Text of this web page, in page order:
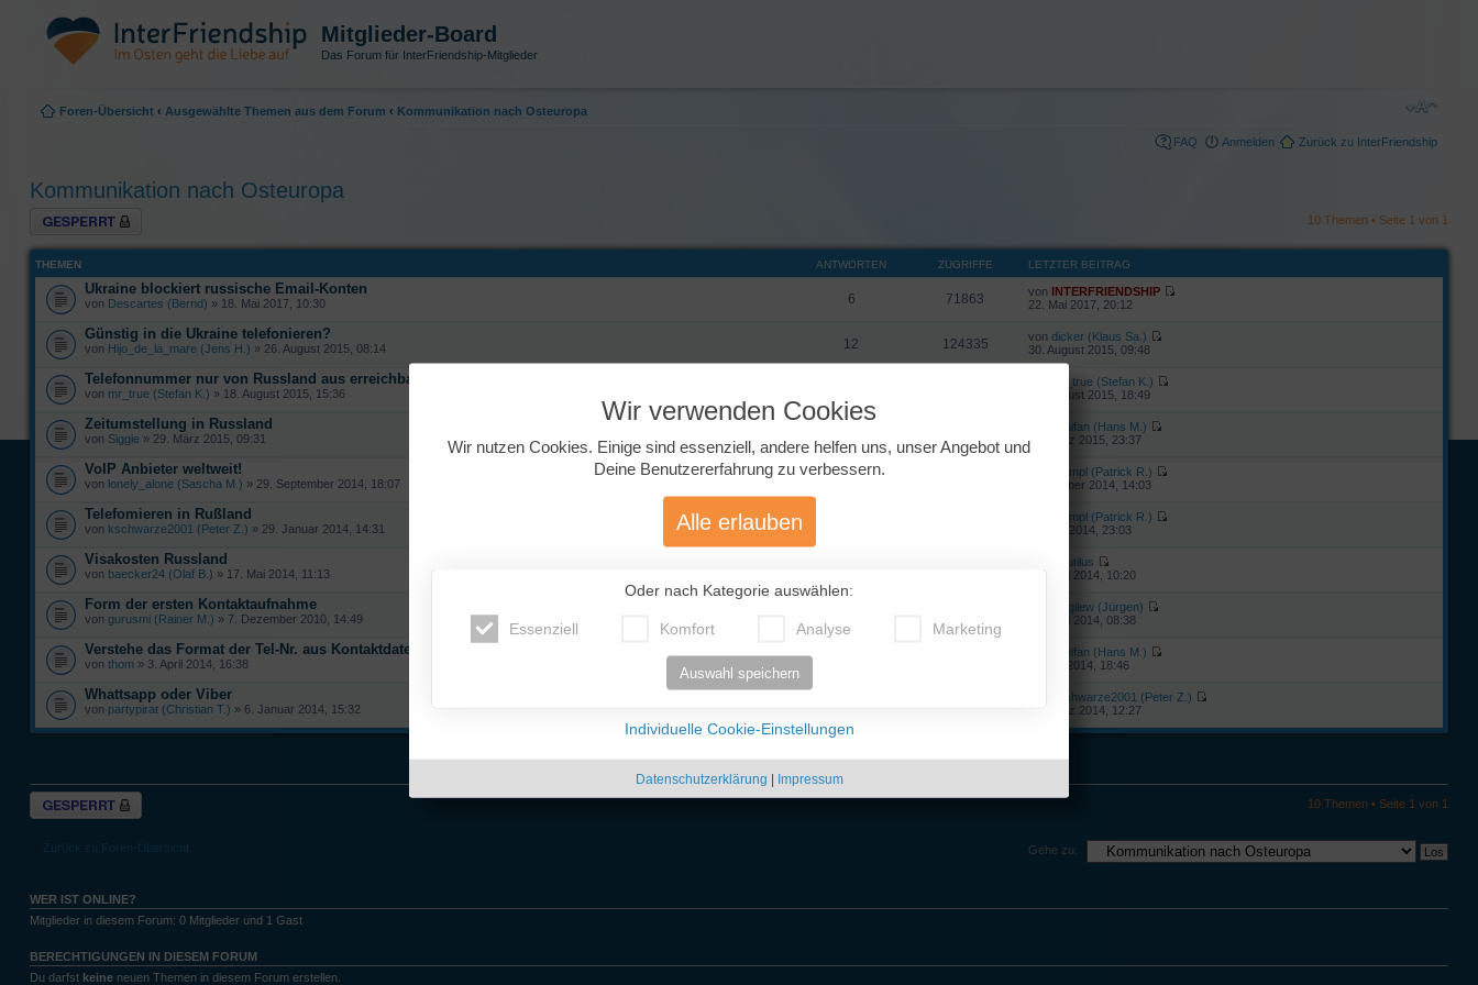
Mitglieder-Board
Das Forum für InterFriendship-Mitglieder
Foren-Übersicht ‹ Ausgewählte Themen aus dem Forum ‹ Kommunikation nach Osteuropa
FAQ Anmelden Zurück zu InterFriendship
Kommunikation nach Osteuropa
Forum gesperrt 10 Themen • Seite 1 von 1
THEMEN ANTWORTEN ZUGRIFFE LETZTER BEITRAG
Ukraine blockiert russische Email-Konten
von Descartes (Bernd) » 18. Mai 2017, 10:30 6 71863 von INTERFRIENDSHIP
22. Mai 2017, 20:12
Günstig in die Ukraine telefonieren?
von Hijo_de_la_mare (Jens H.) » 26. August 2015, 08:14 12 124335 von dicker (Klaus Sa.)
30. August 2015, 09:48
Telefonnummer nur von Russland aus erreichbar?
von mr_true (Stefan K.) » 18. August 2015, 15:36
mr_true (Stefan K.)
19. August 2015, 18:49
Zeitumstellung in Russland
von Siggie » 29. März 2015, 09:31
Yonifan (Hans M.)
30. März 2015, 23:37
VoIP Anbieter weltweit!
von lonely_alone (Sascha M.) » 29. September 2014, 18:07 14
prumpl (Patrick R.)
3. Oktober 2014, 14:03
Telefomieren in Rußland
von kschwarze2001 (Peter Z.) » 29. Januar 2014, 14:31
prumpl (Patrick R.)
19. Juli 2014, 23:03
Visakosten Russland
von baecker24 (Olaf B.) » 17. Mai 2014, 11:13
Nautilus
23. Juni 2014, 10:20
Form der ersten Kontaktaufnahme
von gurusmi (Rainer M.) » 7. Dezember 2010, 14:49
von
Mogilew (Jürgen)
22. Juni 2014, 08:38
Verstehe das Format der Tel-Nr. aus Kontaktdaten nicht
von thom » 3. April 2014, 16:38
von
Yonifan (Hans M.)
3. April 2014, 18:46
Whattsapp oder Viber
von partypirat (Christian T.) » 6. Januar 2014, 15:32
von
kschwarze2001 (Peter Z.)
14. März 2014, 12:27
Forum gesperrt 10 Themen • Seite 1 von 1
Zurück zu Foren-Übersicht Gehe zu:
WER IST ONLINE?
Mitglieder in diesem Forum: 0 Mitglieder und 1 Gast
BERECHTIGUNGEN IN DIESEM FORUM
Du darfst keine neuen Themen in diesem Forum erstellen.
Wir verwenden Cookies
Wir nutzen Cookies. Einige sind essenziell, andere helfen uns, unser Angebot und
Deine Benutzererfahrung zu verbessern.
Alle erlauben
Oder nach Kategorie auswählen:
Essenziell Komfort Analyse Marketing
Auswahl speichern
Individuelle Cookie-Einstellungen
Datenschutzerklärung | Impressum